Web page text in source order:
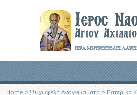
Home > Ψυχωφελή Αναγνώσματα> Πατερικά